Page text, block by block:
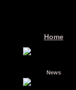
Home
News